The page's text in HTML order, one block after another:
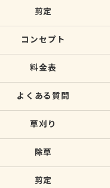
剪定
コンセプト
料金表
よくある質問
草刈り
除草
剪定